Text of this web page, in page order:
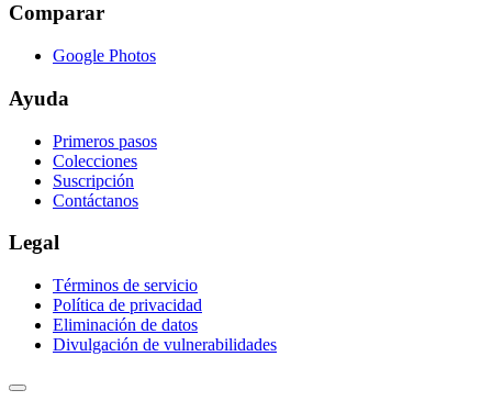
Comparar
Google Photos
Ayuda
Primeros pasos
Colecciones
Suscripción
Contáctanos
Legal
Términos de servicio
Política de privacidad
Eliminación de datos
Divulgación de vulnerabilidades